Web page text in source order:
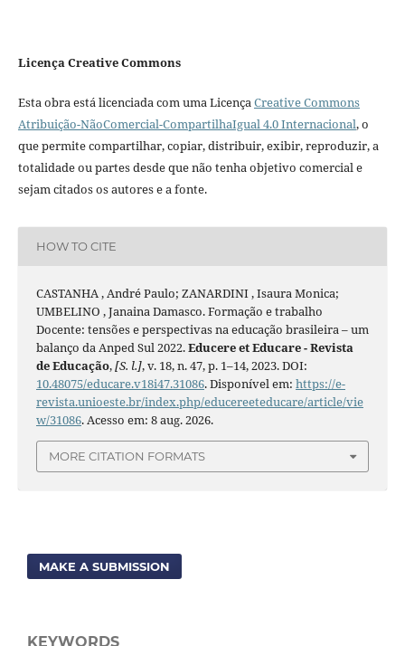
Licença Creative Commons
Esta obra está licenciada com uma LicençaCreative Commons
Atribuição-NãoComercial-CompartilhaIgual 4.0 Internacional, o
que permite compartilhar, copiar, distribuir, exibir, reproduzir, a
totalidade ou partes desde que não tenha objetivo comercial e
sejam citados os autores e a fonte.
HOW TO CITE
CASTANHA , André Paulo; ZANARDINI , Isaura Monica;
UMBELINO , Janaina Damasco. Formação e trabalho
Docente: tensões e perspectivas na educação brasileira – um
balanço da Anped Sul 2022.Educere et Educare - Revista
de Educação,[S. l.], v. 18, n. 47, p. 1–14, 2023. DOI:
10.48075/educare.v18i47.31086. Disponível em: https://e-
revista.unioeste.br/index.php/educereeteducare/article/vie
w/31086. Acesso em: 8 aug. 2026.
MORE CITATION FORMATS
MAKE A SUBMISSION
KEYWORDS